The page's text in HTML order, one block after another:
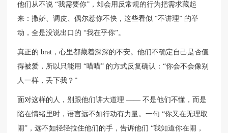
他们从不说 “我需要你”，却会用反常规的行为把需求藏起
来：撒娇、调皮、偶尔惹你不快，这些看似 “不讲理” 的举
动，全是没说出口的 “我在乎你”。
真正的 brat，心里都藏着深深的不安。他们不确定自己是否值
得被爱，所以只能用 “喵喵” 的方式反复确认：“你会不会像别
人一样，丢下我？”
面对这样的人，别跟他们讲大道理 —— 不是他们不懂，而是
陷在情绪里时，语言远不如行动有力量。一句 “你又在无理取
闹”，远不如轻轻拉住他们的手，告诉他们 “我知道你在闹，